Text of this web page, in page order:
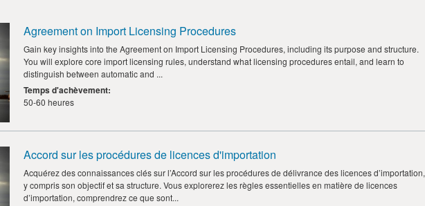
Agreement on Import Licensing Procedures
Gain key insights into the Agreement on Import Licensing Procedures, including its purpose and structure.
You will explore core import licensing rules, understand what licensing procedures entail, and learn to
distinguish between automatic and ...
Temps d'achèvement:
50-60 heures
Accord sur les procédures de licences d'importation
Acquérez des connaissances clés sur l’Accord sur les procédures de délivrance des licences d’importation,
y compris son objectif et sa structure. Vous explorerez les règles essentielles en matière de licences
d’importation, comprendrez ce que sont...